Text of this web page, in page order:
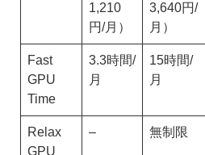
1,210
円/月）
3,640円/
月）
Fast
GPU
Time
3.3時間/
月
15時間/
月
Relax
GPU
– 無制限